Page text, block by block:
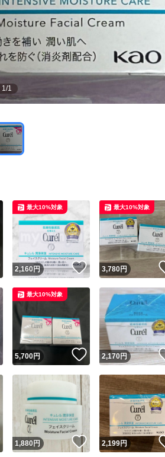
1/1
いいね！
2,160円 いいね！
最大10%対象
3,780円
最大10%対象
いいね！
5,700円 いいね！
最大10%対象
2,170円
いいね！
1,880円 いいね！
2,199円